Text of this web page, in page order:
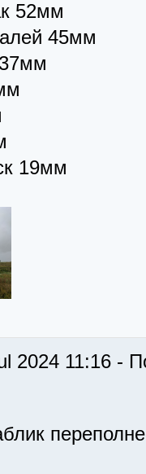
52мм
45мм
19мм
2024 11:16 -